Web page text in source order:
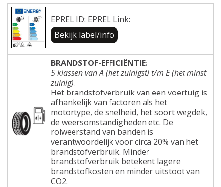
EPREL ID: EPREL Link:
Bekijk label/info
BRANDSTOF-EFFICIËNTIE:
5 klassen van A (het zuinigst) t/m E (het minst
zuinig).
Het brandstofverbruik van een voertuig is
afhankelijk van factoren als het
motortype, de snelheid, het soort wegdek,
de weersomstandigheden etc. De
rolweerstand van banden is
verantwoordelijk voor circa 20% van het
brandstofverbruik. Minder
brandstofverbruik betekent lagere
brandstofkosten en minder uitstoot van
CO2.